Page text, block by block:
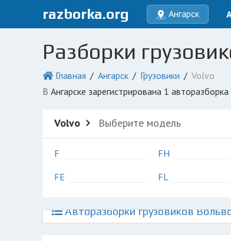
razborka.org Ангарск
Разборки
Главная Ангарск Грузовики
Volvo
в Ангарске зарегистрирована 1
Volvo Выберите модель
F
FE
FH
FL
Авторазборки грузовиков